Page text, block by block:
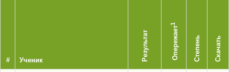
# Ученик Результат Опережает
1
Степень Скачать